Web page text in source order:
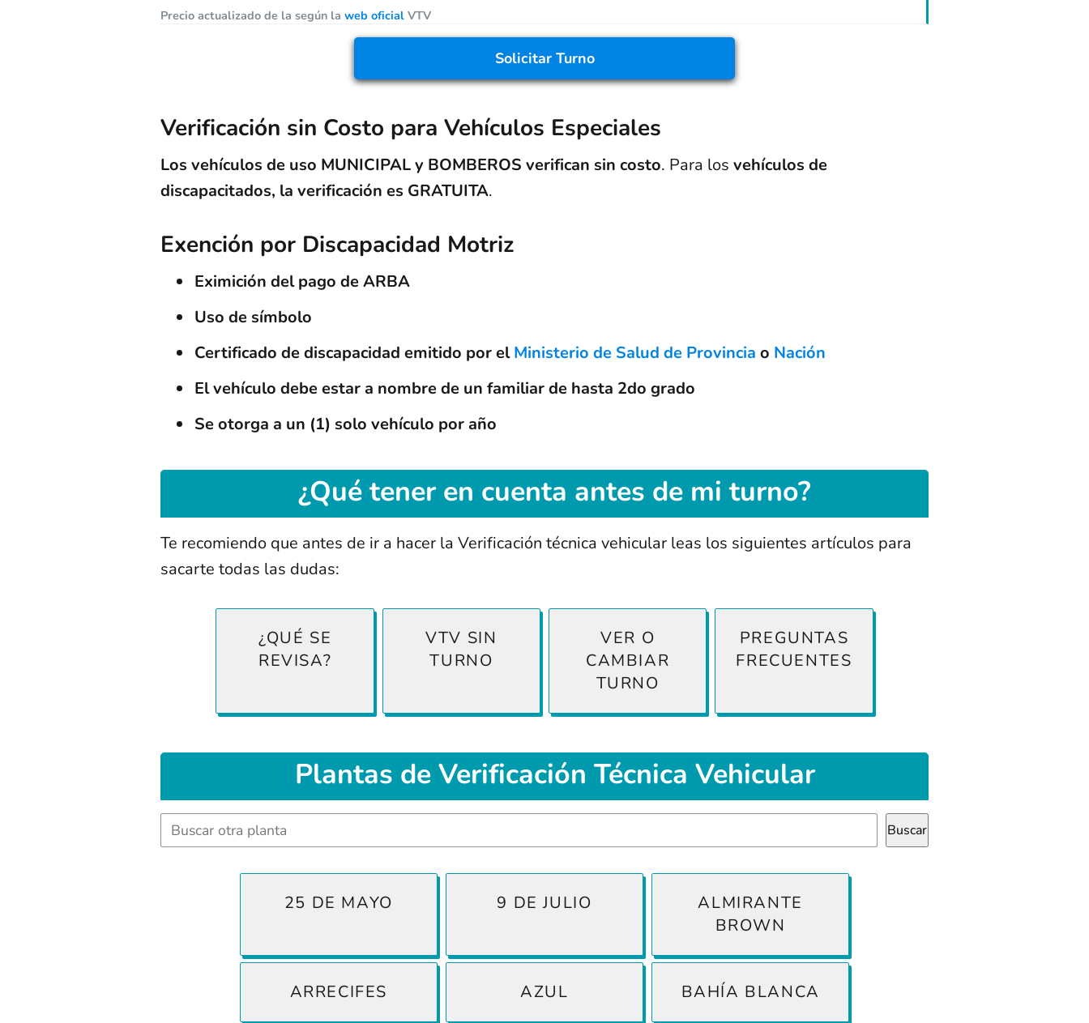
Precio actualizado de la según la web oficial VTV
Solicitar Turno
Verificación sin Costo para Vehículos Especiales
Los vehículos de uso MUNICIPAL y BOMBEROS verifican sin costo. Para los vehículos de
discapacitados, la verificación es GRATUITA.
Exención por Discapacidad Motriz
Eximición del pago de ARBA
Uso de símbolo
Certificado de discapacidad emitido por elMinisterio de Salud de Provincia o Nación
El vehículo debe estar a nombre de un familiar de hasta 2do grado
Se otorga a un (1) solo vehículo por año
¿Qué tener en cuenta antes de mi turno?
Te recomiendo que antes de ir a hacer la Verificación técnica vehicular leas los siguientes artículos para
sacarte todas las dudas:
¿QUÉ SE
REVISA?
VTV SIN
TURNO
VER O
CAMBIAR
TURNO
PREGUNTAS
FRECUENTES
Plantas de Verificación Técnica Vehicular
Buscar Buscar
25 DE MAYO 9 DE JULIO
ALMIRANTE
BROWN
ARRECIFES AZUL BAHÍA BLANCA